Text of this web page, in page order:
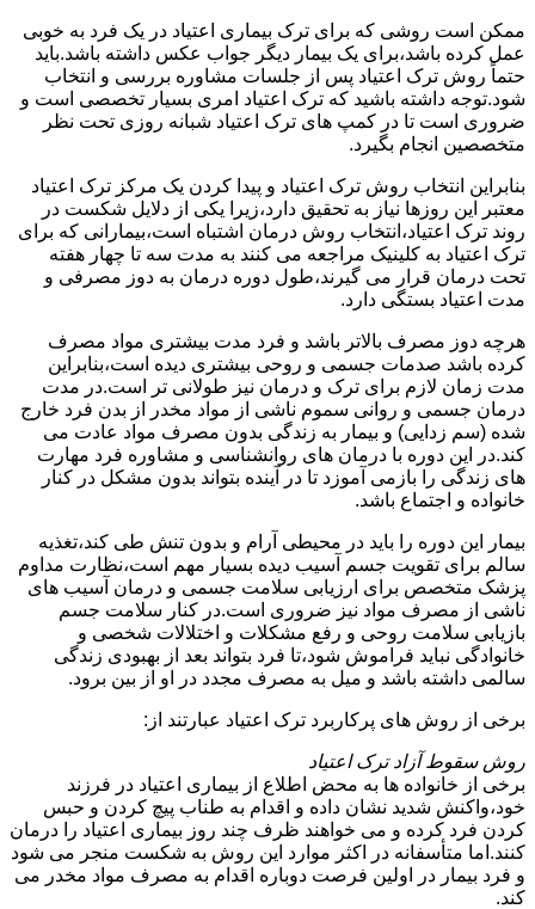
ممکن است روشی که برای ترک بیماری اعتیاد در یک فرد به خوبی
عمل کرده باشد،برای یک بیمار دیگر جواب عکس داشته باشد.باید
حتماً روش ترک اعتیاد پس از جلسات مشاوره بررسی و انتخاب
شود.توجه داشته باشید که ترک اعتیاد امری بسیار تخصصی است و
ضروری است تا در کمپ های ترک اعتیاد شبانه روزی تحت نظر
متخصصین انجام بگیرد.
بنابراین انتخاب روش ترک اعتیاد و پیدا کردن یک مرکز ترک اعتیاد
معتبر این روزها نیاز به تحقیق دارد،زیرا یکی از دلایل شکست در
روند ترک اعتیاد،انتخاب روش درمان اشتباه است،بیمارانی که برای
ترک اعتیاد به کلینیک مراجعه می کنند به مدت سه تا چهار هفته
تحت درمان قرار می گیرند،طول دوره درمان به دوز مصرفی و
مدت اعتیاد بستگی دارد.
هرچه دوز مصرف بالاتر باشد و فرد مدت بیشتری مواد مصرف
کرده باشد صدمات جسمی و روحی بیشتری دیده است،بنابراین
مدت زمان لازم برای ترک و درمان نیز طولانی تر است.در مدت
درمان جسمی و روانی سموم ناشی از مواد مخدر از بدن فرد خارج
شده (سم زدایی) و بیمار به زندگی بدون مصرف مواد عادت می
کند.در این دوره با درمان های روانشناسی و مشاوره فرد مهارت
های زندگی را بازمی آموزد تا در آینده بتواند بدون مشکل در کنار
خانواده و اجتماع باشد.
بیمار این دوره را باید در محیطی آرام و بدون تنش طی کند،تغذیه
سالم برای تقویت جسم آسیب دیده بسیار مهم است،نظارت مداوم
پزشک متخصص برای ارزیابی سلامت جسمی و درمان آسیب های
ناشی از مصرف مواد نیز ضروری است.در کنار سلامت جسم
بازیابی سلامت روحی و رفع مشکلات و اختلالات شخصی و
خانوادگی نباید فراموش شود،تا فرد بتواند بعد از بهبودی زندگی
سالمی داشته باشد و میل به مصرف مجدد در او از بین برود.
برخی از روش های پرکاربرد ترک اعتیاد عبارتند از:
روش سقوط آزاد ترک اعتیاد
برخی از خانواده ها به محض اطلاع از بیماری اعتیاد در فرزند
خود،واکنش شدید نشان داده و اقدام به طناب پیچ کردن و حبس
کردن فرد کرده و می خواهند ظرف چند روز بیماری اعتیاد را درمان
کنند.اما متأسفانه در اکثر موارد این روش به شکست منجر می شود
و فرد بیمار در اولین فرصت دوباره اقدام به مصرف مواد مخدر می
کند.